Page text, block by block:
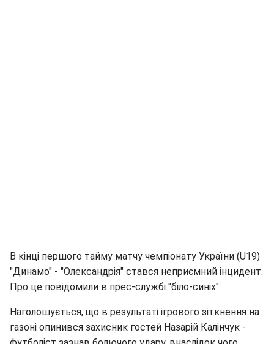
В кінці першого тайму матчу чемпіонату України (U19)
"Динамо" - "Олександрія" стався неприємний інцидент.
Про це повідомили в прес-службі "біло-синіх".
Наголошується, що в результаті ігрового зіткнення на
газоні опинився захисник гостей Назарій Калінчук -